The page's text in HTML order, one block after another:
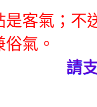
是客氣；不
氣。
請